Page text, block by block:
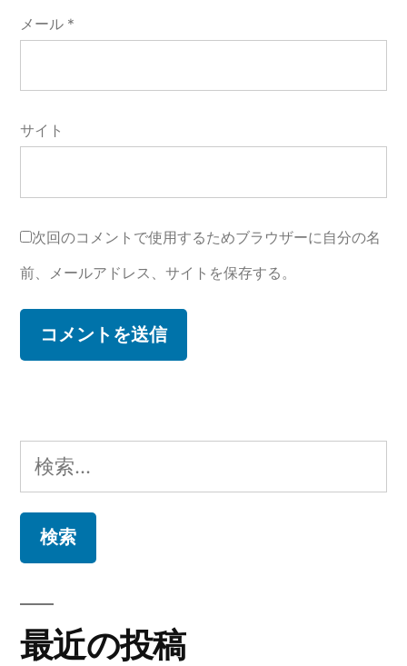
メール *
サイト
次回のコメントで使用するためブラウザーに自分の名
前、メールアドレス、サイトを保存する。
検
索:
最近の投稿